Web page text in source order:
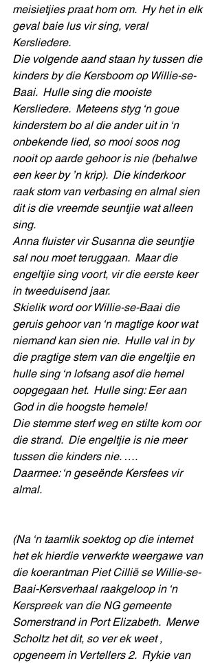
meisietjies praat hom om.  Hy het in elk
geval baie lus vir sing, veral
Kersliedere.
Die volgende aand staan hy tussen die
kinders by die Kersboom op Willie-se-
Baai.  Hulle sing die mooiste
Kersliedere.  Meteens styg ‘n goue
kinderstem bo al die ander uit in ‘n
onbekende lied, so mooi soos nog
nooit op aarde gehoor is nie (behalwe
een keer by ’n krip).  Die kinderkoor
raak stom van verbasing en almal sien
dit is die vreemde seuntjie wat alleen
sing.
Anna fluister vir Susanna die seuntjie
sal nou moet teruggaan.  Maar die
engeltjie sing voort, vir die eerste keer
in tweeduisend jaar.
Skielik word oor Willie-se-Baai die
geruis gehoor van ‘n magtige koor wat
niemand kan sien nie.  Hulle val in by
die pragtige stem van die engeltjie en
hulle sing ‘n lofsang asof die hemel
oopgegaan het.  Hulle sing: Eer aan
God in die hoogste hemele!
Die stemme sterf weg en stilte kom oor
die strand.  Die engeltjie is nie meer
tussen die kinders nie. ….
Daarmee: ‘n geseënde Kersfees vir
almal.
(Na ‘n taamlik soektog op die internet
het ek hierdie verwerkte weergawe van
die koerantman Piet Cillië se Willie-se-
Baai-Kersverhaal raakgeloop in ‘n
Kerspreek van die NG gemeente
Somerstrand in Port Elizabeth.  Merwe
Scholtz het dit, so ver ek weet ,
opgeneem in Vertellers 2.  Rykie van